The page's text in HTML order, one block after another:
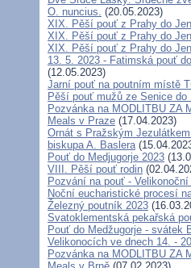
O. nuncius. (20.05.2023)
XIX. Pěší pouť z Prahy do
XIX. Pěší pouť z Prahy do
XIX. Pěší pouť z Prahy do
13. 5. 2023 - Fatimská pouť
(12.05.2023)
Jarní pouť na poutním místě
Pěší pouť mužů ze Senice do
Pozvánka na MODLITBU ZA
Meals v Praze (17.04.2023)
Ornát s Pražským
biskupa A. Baslera
Pouť do Medjugorje 2023
VIII. Pěší pouť rodin
Pozvání na pouť -
Noční eucharistické procesí
Železný poutník 2023
Svatoklementská pekařská
Pouť do Medžugorje - svátek
Velikonocích ve dnech 14. -
Pozvánka na MODLITBU ZA